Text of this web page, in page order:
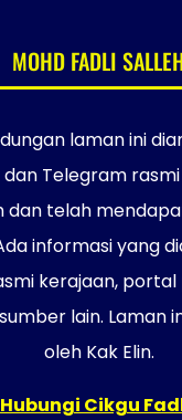
MOHD FADLI
laman ini
Telegram
dan telah
informasi yang
kerajaan,
lain. Laman
oleh Kak Elin.
Hubungi Cikgu